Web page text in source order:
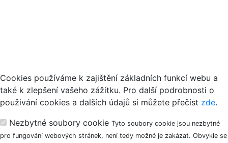
Cookies používáme k zajištění základních funkcí webu a
také k zlepšení vašeho zážitku. Pro další podrobnosti o
použivání cookies a dalších údajů si můžete přečíst zde.
Nezbytné soubory cookie Tyto soubory cookie jsou nezbytné
pro fungování webových stránek, není tedy možné je zakázat. Obvykle se